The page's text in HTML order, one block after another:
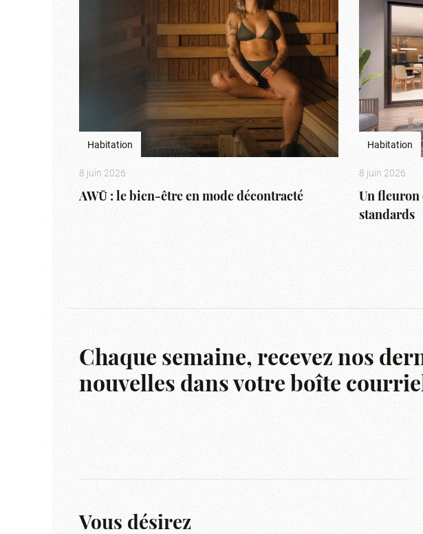
Habitation
8 juin 2026
AWŪ : le bien-être en mode décontracté
Habitation
8 juin 2026
Un fleuron
standards
Chaque semaine, recevez nos
nouvelles dans votre boîte
Vous désirez